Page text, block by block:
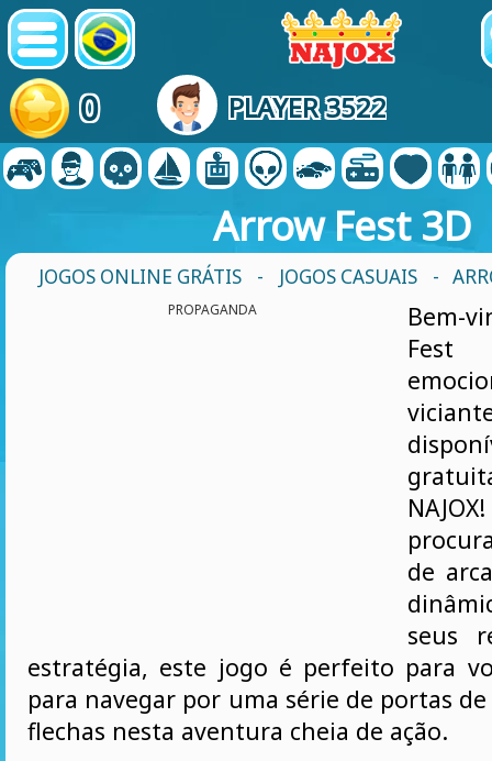
0 PLAYER 3522
Arrow Fest 3D
JOGOS ONLINE GRÁTIS - JOGOS CASUAIS -
PROPAGANDA
Bem-
de
seus
estratégia, este jogo é perfeito para
para navegar por uma série de portas
flechas nesta aventura cheia de ação.